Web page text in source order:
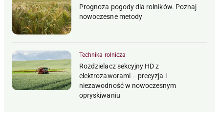
Prognoza pogody dla rolników. Poznaj
nowoczesne metody
Technika rolnicza
Rozdzielacz sekcyjny HD z
elektrozaworami – precyzja i
niezawodność w nowoczesnym
opryskiwaniu